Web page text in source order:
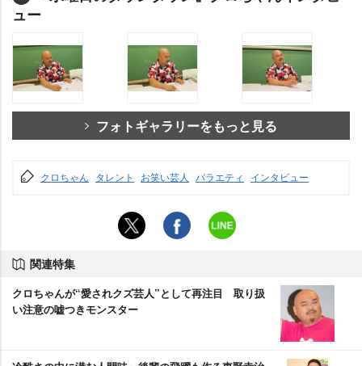
ュー
フォトギャラリーをもっと見る
クロちゃん タレント お笑い芸人 バラエティ インタビュー
関連特集
クロちゃんが“愛されクズ芸人”として再注目 取り扱
い注意の嘘つきモンスター